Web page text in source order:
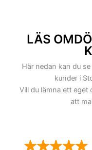
Vattentrappan
LÄS
Här nedan kan du
kunder i
Vill du lämna ett eget
att